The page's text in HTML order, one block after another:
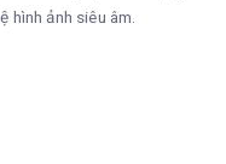
hình ảnh siêu âm.